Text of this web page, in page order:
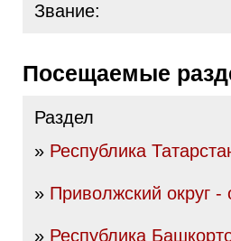
Звание:
Посещаемые
Раздел
» Республика
» Приволжский округ
» Республика